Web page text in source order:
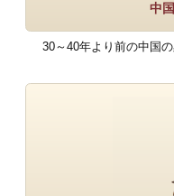
中
30～40年より前の中国